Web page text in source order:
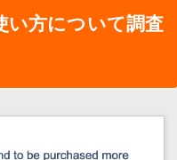
方について調査